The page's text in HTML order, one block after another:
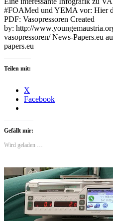
#FOAMed und YEMA vor: Hier
PDF: Vasopressoren Created
by: http://
vasopressoren/ News-
papers.eu
Teilen mit:
X
Facebook
Gefällt mir:
Wird geladen …